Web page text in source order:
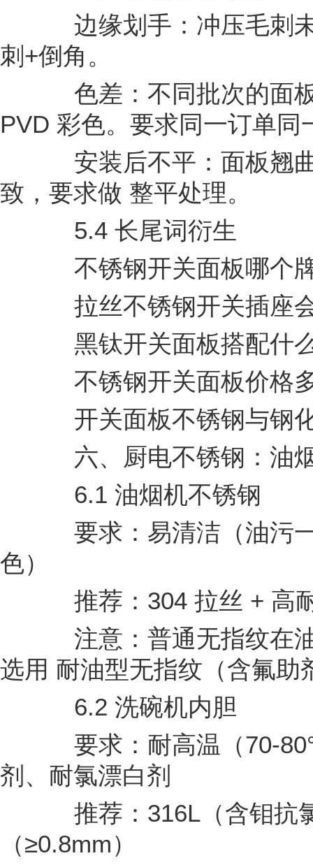
边缘划手：冲压毛刺未
刺+倒角。
色差：不同批次的面板
PVD 彩色。要求同一订单同
安装后不平：面板翘曲
致，要求做 整平处理。
5.4 长尾词衍生
不锈钢开关面板哪个
拉丝不锈钢开关插座
黑钛开关面板搭配什
不锈钢开关面板价格
开关面板不锈钢与钢
六、厨电不锈钢：油烟
6.1 油烟机不锈钢
要求：易清洁（油污一
色）
推荐：304 拉丝 + 高
注意：普通无指纹在油
选用 耐油型无指纹（含氟助
6.2 洗碗机内胆
要求：耐高温（70-
剂、耐氯漂白剂
推荐：316L（含钼抗
（≥0.8mm）